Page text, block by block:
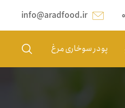
info@aradfood.ir
پودر سوخاری مرغ